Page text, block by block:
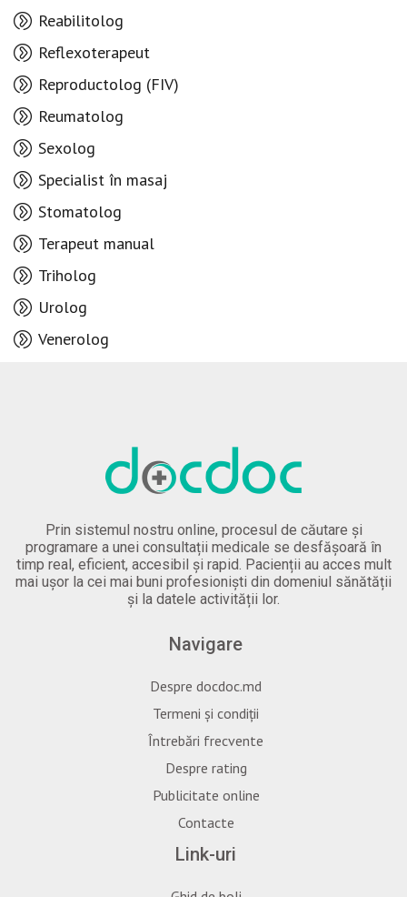
Reabilitolog
Reflexoterapeut
Reproductolog (FIV)
Reumatolog
Sexolog
Specialist în masaj
Stomatolog
Terapeut manual
Triholog
Urolog
Venerolog
Prin sistemul nostru online, procesul de căutare și
programare a unei consultații medicale se desfășoară în
timp real, eficient, accesibil și rapid. Pacienții au acces mult
mai ușor la cei mai buni profesioniști din domeniul sănătății
și la datele activității lor.
Navigare
Despre docdoc.md
Termeni și condiții
Întrebări frecvente
Despre rating
Publicitate online
Contacte
Link-uri